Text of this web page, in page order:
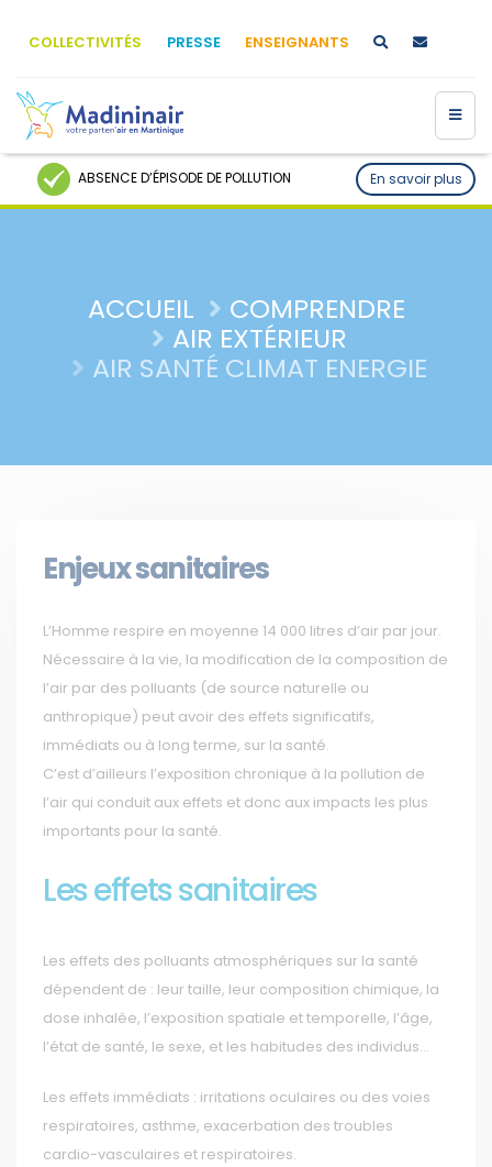
COLLECTIVITÉS PRESSE ENSEIGNANTS
ABSENCE D’ÉPISODE DE POLLUTION En savoir plus
ACCUEIL
COMPRENDRE
AIR EXTÉRIEUR
AIR SANTÉ CLIMAT ENERGIE
Enjeux sanitaires
L’Homme respire en moyenne 14 000 litres d’air par jour.
Nécessaire à la vie, la modification de la composition de
l’air par des polluants (de source naturelle ou
anthropique) peut avoir des effets significatifs,
immédiats ou à long terme, sur la santé.
C’est d’ailleurs l’exposition chronique à la pollution de
l’air qui conduit aux effets et donc aux impacts les plus
importants pour la santé.
Les effets sanitaires
Les effets des polluants atmosphériques sur la santé
dépendent de : leur taille, leur composition chimique, la
dose inhalée, l’exposition spatiale et temporelle, l’âge,
l’état de santé, le sexe, et les habitudes des individus...
Les effets immédiats : irritations oculaires ou des voies
respiratoires, asthme, exacerbation des troubles
cardio-vasculaires et respiratoires.